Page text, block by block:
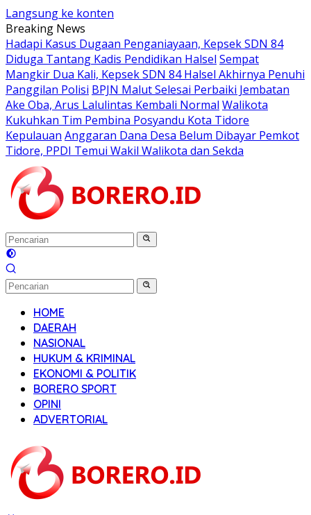
Langsung ke konten
Breaking News
Hadapi Kasus Dugaan Penganiayaan, Kepsek SDN 84
Diduga Tantang Kadis Pendidikan Halsel Sempat
Mangkir Dua Kali, Kepsek SDN 84 Halsel Akhirnya Penuhi
Panggilan Polisi BPJN Malut Selesai Perbaiki Jembatan
Ake Oba, Arus Lalulintas Kembali Normal Walikota
Kukuhkan Tim Pembina Posyandu Kota Tidore
Kepulauan Anggaran Dana Desa Belum Dibayar Pemkot
Tidore, PPDI Temui Wakil Walikota dan Sekda
HOME
DAERAH
NASIONAL
HUKUM & KRIMINAL
EKONOMI & POLITIK
BORERO SPORT
OPINI
ADVERTORIAL